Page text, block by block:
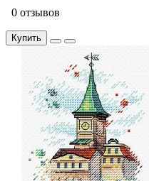
0 отзывов
Купить